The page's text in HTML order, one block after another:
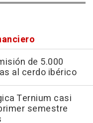
de 5.000
al cerdo ibérico
Ternium casi
semestre